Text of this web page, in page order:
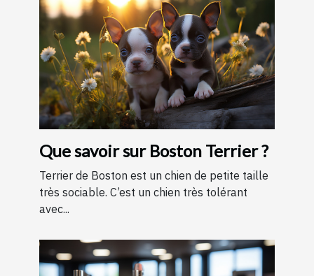
Que savoir sur Boston Terrier ?
Terrier de Boston est un chien de petite taille
très sociable. C’est un chien très tolérant
avec...